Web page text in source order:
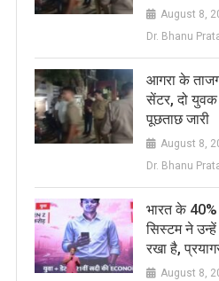
August 8,
Dr. Bhanu
आगरा के
सेंटर, दो युवक
पूछताछ जारी
August 8,
Dr. Bhanu
भारत के 40%
सिस्टम ने
रखा है,
August 8,